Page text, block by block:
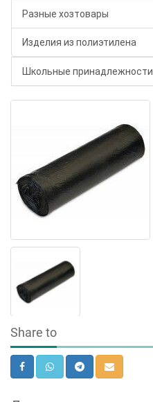
Разные хозтовары
Изделия из полиэтилена
Школьные принадлежности
Share to